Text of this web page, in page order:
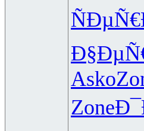
Asko
Zone